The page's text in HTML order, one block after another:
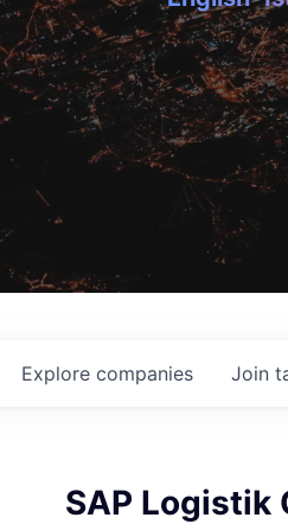
Explore companies Join
SAP Logistik